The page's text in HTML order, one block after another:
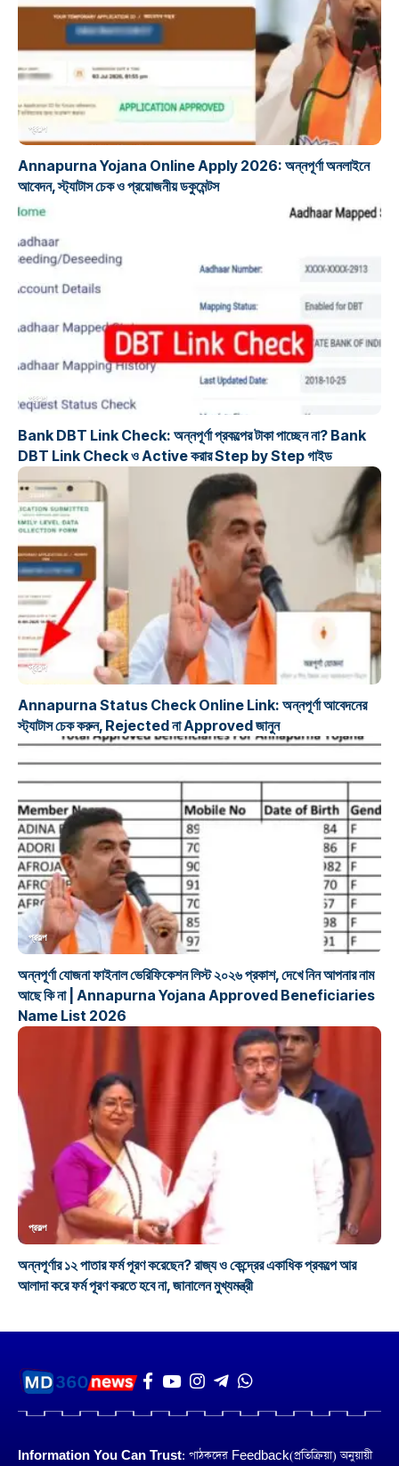
প্রকল্প
Annapurna Yojana Online Apply 2026: অন্নপূর্ণা অনলাইনে
আবেদন, স্ট্যাটাস চেক ও প্রয়োজনীয় ডকুমেন্টস
প্রকল্প
Bank DBT Link Check: অন্নপূর্ণা প্রকল্পের টাকা পাচ্ছেন না? Bank
DBT Link Check ও Active করার Step by Step গাইড
প্রকল্প
Annapurna Status Check Online Link: অন্নপূর্ণা আবেদনের
স্ট্যাটাস চেক করুন, Rejected না Approved জানুন
প্রকল্প
অন্নপূর্ণা যোজনা ফাইনাল ভেরিফিকেশন লিস্ট ২০২৬ প্রকাশ, দেখে নিন আপনার নাম
আছে কি না | Annapurna Yojana Approved Beneficiaries
Name List 2026
প্রকল্প
অন্নপূর্ণার ১২ পাতার ফর্ম পূরণ করেছেন? রাজ্য ও কেন্দ্রের একাধিক প্রকল্পে আর
আলাদা করে ফর্ম পূরণ করতে হবে না, জানালেন মুখ্যমন্ত্রী
Information You Can Trust: পাঠকদের Feedback(প্রতিক্রিয়া) অনুয়ায়ী